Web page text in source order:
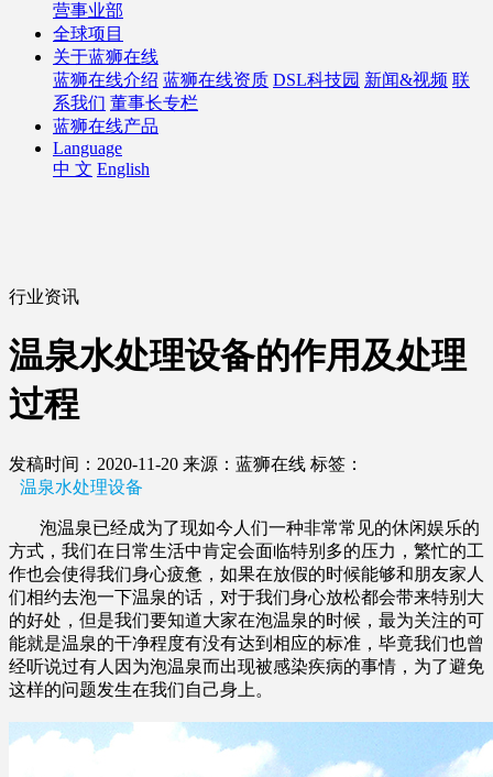
营事业部
全球项目
关于蓝狮在线
蓝狮在线介绍 蓝狮在线资质 DSL科技园 新闻&视频 联
系我们 董事长专栏
蓝狮在线产品
Language
中 文 English
行业资讯
温泉水处理设备的作用及处理
过程
发稿时间：2020-11-20 来源：蓝狮在线 标签：
温泉水处理设备
泡温泉已经成为了现如今人们一种非常常见的休闲娱乐的
方式，我们在日常生活中肯定会面临特别多的压力，繁忙的工
作也会使得我们身心疲惫，如果在放假的时候能够和朋友家人
们相约去泡一下温泉的话，对于我们身心放松都会带来特别大
的好处，但是我们要知道大家在泡温泉的时候，最为关注的可
能就是温泉的干净程度有没有达到相应的标准，毕竟我们也曾
经听说过有人因为泡温泉而出现被感染疾病的事情，为了避免
这样的问题发生在我们自己身上。